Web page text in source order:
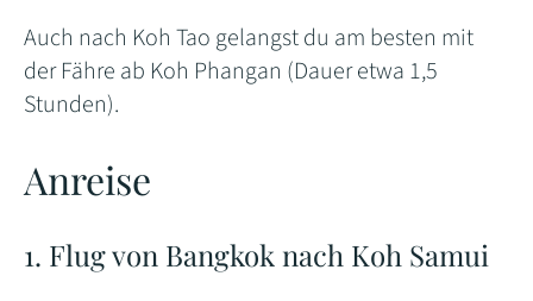
Auch nach Koh Tao gelangst du am besten mit
der Fähre ab Koh Phangan (Dauer etwa 1,5
Stunden).
Anreise
1. Flug von Bangkok nach Koh Samui